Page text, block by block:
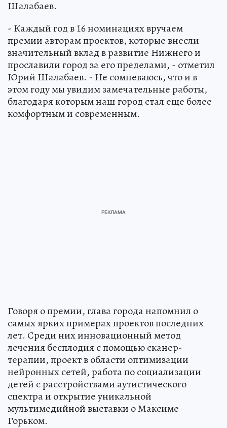
Шалабаев.
- Каждый год в 16 номинациях вручаем
премии авторам проектов, которые внесли
значительный вклад в развитие Нижнего и
прославили город за его пределами, - отметил
Юрий Шалабаев. - Не сомневаюсь, что и в
этом году мы увидим замечательные работы,
благодаря которым наш город стал еще более
комфортным и современным.
Говоря о премии, глава города напомнил о
самых ярких примерах проектов последних
лет. Среди них инновационный метод
лечения бесплодия с помощью сканер-
терапии, проект в области оптимизации
нейронных сетей, работа по социализации
детей с расстройствами аутистического
спектра и открытие уникальной
мультимедийной выставки о Максиме
Горьком.